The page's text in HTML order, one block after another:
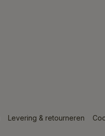
Levering & retourneren